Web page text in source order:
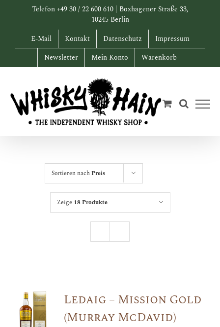
Telefon +49 30 / 22 600 610 | Boxhagener Straße 33,
10245 Berlin
E-Mail
Kontakt Datenschutz
Impressum
Newsletter
Mein Konto Warenkorb
Sortieren nachPreis
Zeige 18 Produkte
Ledaig – Mission Gold
(Murray McDavid)